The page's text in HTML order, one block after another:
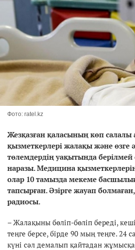
Фото: ratel.kz
Жезқазған қаласының көп салалы
қызметкерлері жалақы және өзге ә
төлемдердіңуақытында берілмей
наразы. Медицинақ
олар 10 тамызда мекеме басшылы
тапсырған.Әзірге жауап болмаған
радиосы.
– Жалақыны бөліп-бөліп береді,
теңге берсе, бірде 90 мың теңге. 24
күні сәл демалып қайтадан